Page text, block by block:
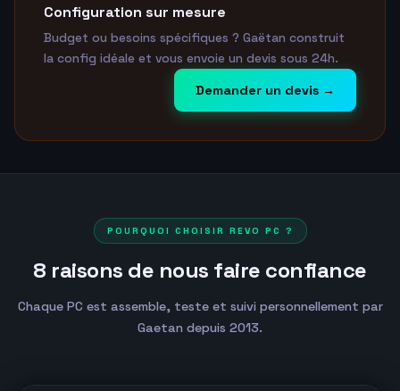
Configuration sur mesure
Budget ou besoins spécifiques ? Gaëtan construit
la config idéale et vous envoie un devis sous 24h.
Demander un devis →
POURQUOI CHOISIR REVO PC ?
8 raisons de nous faire confiance
Chaque PC est assemble, teste et suivi personnellement par
Gaetan depuis 2013.